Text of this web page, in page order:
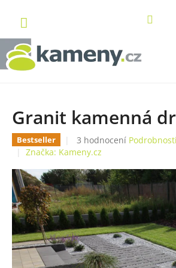
obsah
Granit kamenná
Bestseller
Průměrné
hodnocení
je
5,0
z
5
hvězdiček.
3 hodnocení
Značka: Kameny.cz